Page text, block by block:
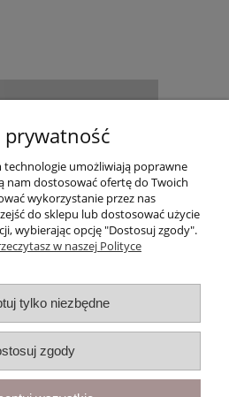
konto
i zwroty
O firmie
prywatność
technologie umożliwiają poprawne
nam dostosować ofertę do Twoich
wykorzystanie przez nas
do sklepu lub dostosować użycie
wybierając opcję "Dostosuj zgody".
w naszej Polityce
tylko niezbędne
zgody